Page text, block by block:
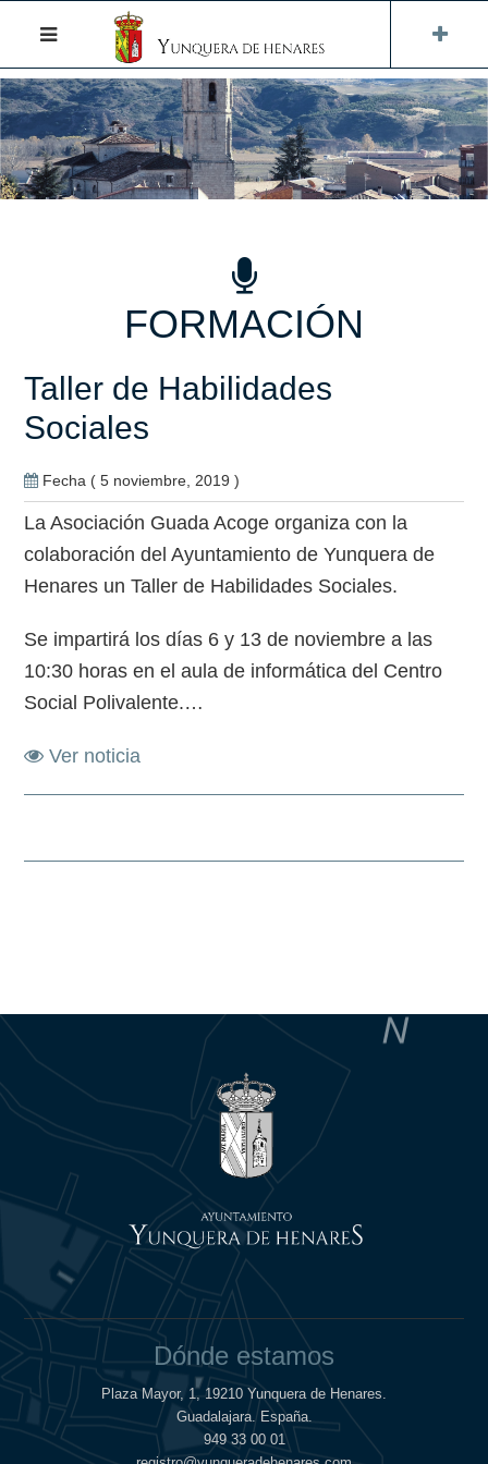
FORMACIÓN
Taller de Habilidades
Sociales
Fecha ( 5 noviembre, 2019 )
La Asociación Guada Acoge organiza con la
colaboración del Ayuntamiento de Yunquera de
Henares un Taller de Habilidades Sociales.
Se impartirá los días 6 y 13 de noviembre a las
10:30 horas en el aula de informática del Centro
Social Polivalente.…
Ver noticia
Dónde estamos
Plaza Mayor, 1, 19210 Yunquera de Henares.
Guadalajara. España.
949 33 00 01